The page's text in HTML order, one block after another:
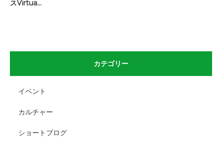
スVirtua…
カテゴリー
イベント
カルチャー
ショートブログ